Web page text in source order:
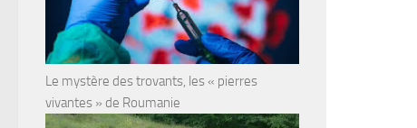
Le mystère des trovants, les « pierres
vivantes » de Roumanie